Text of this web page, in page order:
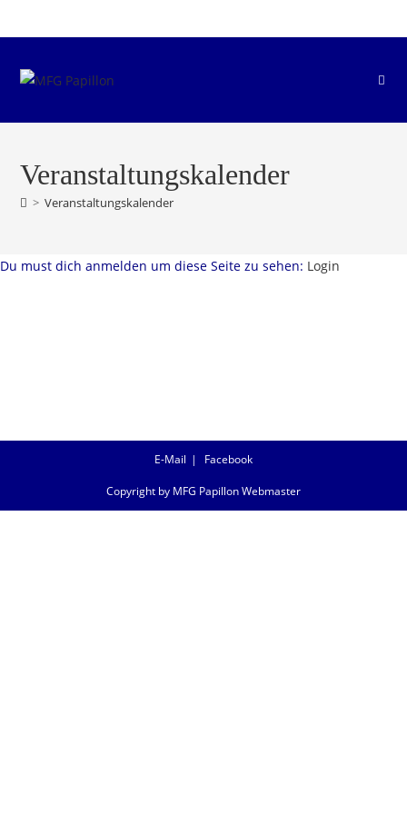
Inhalt
Veranstaltungskalender
> Veranstaltungskalender
Du must dich anmelden um diese Seite zu sehen: Login
E-Mail Facebook
Copyright by MFG Papillon Webmaster